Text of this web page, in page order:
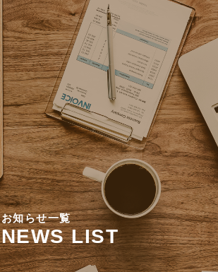
お知らせ一覧
NEWS LIST